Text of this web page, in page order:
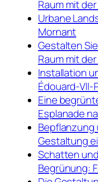
Raum mit
Urbane
Mornant
Gestalten
Raum mit
Installation
Édouard-VII-
Eine
Esplanade
Bepflanzung
Gestaltung
Schatten
Begrünung: